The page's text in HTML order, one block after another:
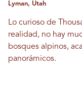
Lyman, Utah
Lo curioso de
realidad, no hay
bosques alpinos,
panorámicos.